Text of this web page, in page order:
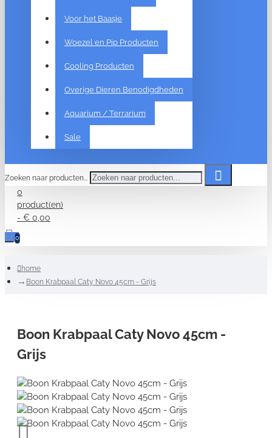
Voor het Baasje
Woezel en Pip Producten
Cooling Producten
Overige Dieren Benodigdheden
Aquarium / Terrarium
Sale
Zoeken naar producten...
0
product(en)
- € 0,00
0
home
Boon Krabpaal Caty Novo 45cm - Grijs
Boon Krabpaal Caty Novo 45cm -
Grijs